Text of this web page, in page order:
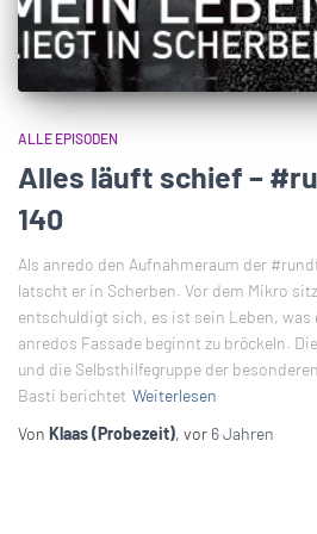
ALLE EPISODEN
Alles läuft schief –
140
Als anredo den Aufnahmeraum der
latscht er in Scherben. Vor dem Mikro
entschuldigt sich, es ist sein Leben, was
anredos Fassade beginnt zu bröckeln.
und die Selbsthilfegruppe der
Basti berichtet Weiterlesen
Von Klaas (Probezeit), vor 6 Jahren